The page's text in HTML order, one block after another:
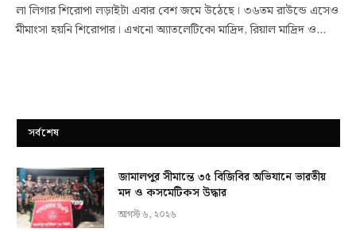
লা লিগার শিরোপা লড়াইটা এবার বেশ জমে উঠেছে। ৩৬তম রাউন্ডে এসেও
মীমাংসা হয়নি শিরোপার। এখনো অ্যাতলেটিকো মাদ্রিদ, রিয়াল মাদ্রিদ ও…
সর্বশেষ
জামালপুর সীমান্তে ৩৫ বিজিবির অভিযানে ভারতীয়
মদ ও কসমেটিকস উদ্ধার
আগস্ট ৬, ২০২৬